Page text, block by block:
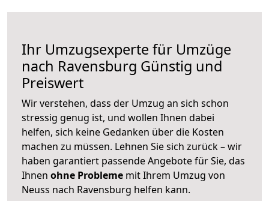
Ihr Umzugsexperte für Umzüge
nach Ravensburg Günstig und
Preiswert
Wir verstehen, dass der Umzug an sich schon
stressig genug ist, und wollen Ihnen dabei
helfen, sich keine Gedanken über die Kosten
machen zu müssen. Lehnen Sie sich zurück – wir
haben garantiert passende Angebote für Sie, das
Ihnen ohne Probleme mit Ihrem Umzug von
Neuss nach Ravensburg helfen kann.